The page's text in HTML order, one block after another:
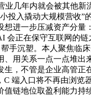
业几年内就会被其他新
投入撬动大规模营收”
想进一步压减资产分量
会正在保守互联网的链
手沉塑。本人聚焦临
、用关系一点一点堆出
生，不管是企业高管正
端入口将不再由浏览
值链地位取盈利能力持